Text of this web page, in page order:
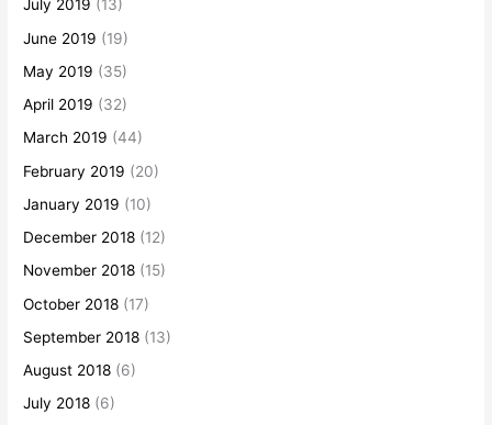
July 2019 (13)
June 2019 (19)
May 2019 (35)
April 2019 (32)
March 2019 (44)
February 2019 (20)
January 2019 (10)
December 2018 (12)
November 2018 (15)
October 2018 (17)
September 2018 (13)
August 2018 (6)
July 2018 (6)